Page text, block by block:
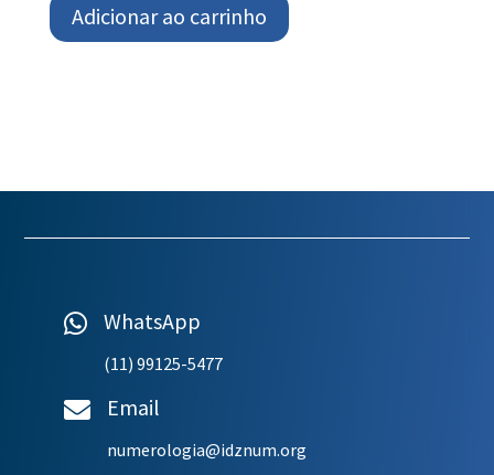
Adicionar ao carrinho
 WhatsApp
(11) 99125-5477
 Email
numerologia@idznum.org